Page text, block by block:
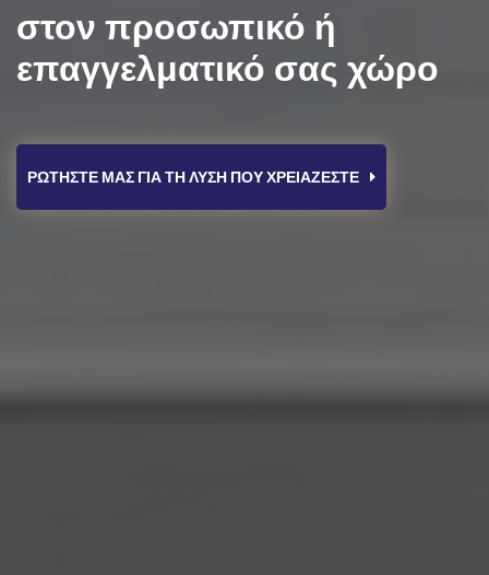
στον προσωπικό ή
επαγγελματικό σας χώρο
ΡΩΤΗΣΤΕ ΜΑΣ ΓΙΑ ΤΗ ΛΥΣΗ ΠΟΥ ΧΡΕΙΑΖΕΣΤΕ